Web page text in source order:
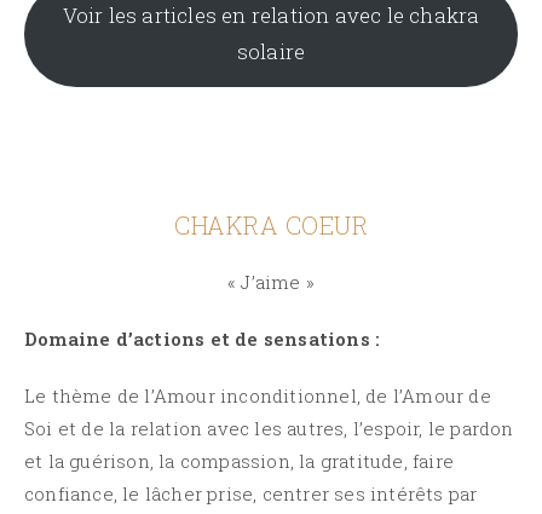
Voir les articles en relation avec le chakra
solaire
CHAKRA COEUR
« J’aime »
Domaine d’actions et de sensations :
Le thème de l’Amour inconditionnel, de l’Amour de
Soi et de la relation avec les autres, l’espoir, le pardon
et la guérison, la compassion, la gratitude, faire
confiance, le lâcher prise, centrer ses intérêts par